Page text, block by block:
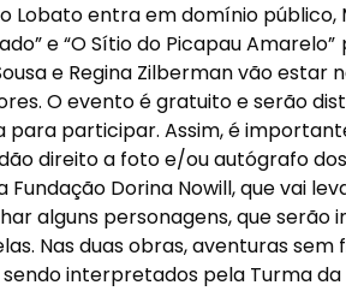
Lobato entra em domínio público,
e “O Sítio do Picapau Amarelo”
e Regina Zilberman vão estar
O evento é gratuito e serão
para participar. Assim, é
direito a foto e/ou autógrafo
Dorina Nowill, que vai
alguns personagens, que
Nas duas obras, aventuras sem
interpretados pela Turma da